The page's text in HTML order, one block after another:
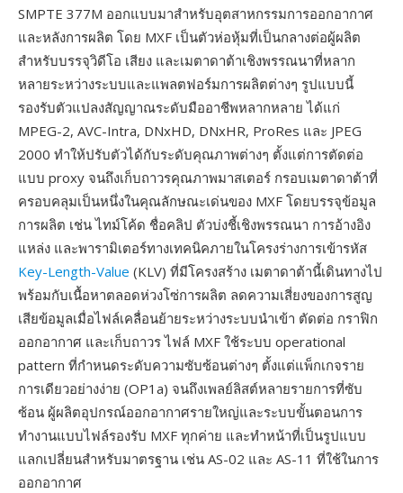
SMPTE 377M ออกแบบมาสำหรับอุตสาหกรรมการออกอากาศ
และหลังการผลิต โดย MXF เป็นตัวห่อหุ้มที่เป็นกลางต่อผู้ผลิต
สำหรับบรรจุวิดีโอ เสียง และเมตาดาต้าเชิงพรรณนาที่หลาก
หลายระหว่างระบบและแพลตฟอร์มการผลิตต่างๆ รูปแบบนี้
รองรับตัวแปลงสัญญาณระดับมืออาชีพหลากหลาย ได้แก่
MPEG-2, AVC-Intra, DNxHD, DNxHR, ProRes และ JPEG
2000 ทำให้ปรับตัวได้กับระดับคุณภาพต่างๆ ตั้งแต่การตัดต่อ
แบบ proxy จนถึงเก็บถาวรคุณภาพมาสเตอร์ กรอบเมตาดาต้าที่
ครอบคลุมเป็นหนึ่งในคุณลักษณะเด่นของ MXF โดยบรรจุข้อมูล
การผลิต เช่น ไทม์โค้ด ชื่อคลิป ตัวบ่งชี้เชิงพรรณนา การอ้างอิง
แหล่ง และพารามิเตอร์ทางเทคนิคภายในโครงร่างการเข้ารหัส
Key-Length-Value (KLV) ที่มีโครงสร้าง เมตาดาต้านี้เดินทางไป
พร้อมกับเนื้อหาตลอดห่วงโซ่การผลิต ลดความเสี่ยงของการสูญ
เสียข้อมูลเมื่อไฟล์เคลื่อนย้ายระหว่างระบบนำเข้า ตัดต่อ กราฟิก
ออกอากาศ และเก็บถาวร ไฟล์ MXF ใช้ระบบ operational
pattern ที่กำหนดระดับความซับซ้อนต่างๆ ตั้งแต่แพ็กเกจราย
การเดียวอย่างง่าย (OP1a) จนถึงเพลย์ลิสต์หลายรายการที่ซับ
ซ้อน ผู้ผลิตอุปกรณ์ออกอากาศรายใหญ่และระบบขั้นตอนการ
ทำงานแบบไฟล์รองรับ MXF ทุกค่าย และทำหน้าที่เป็นรูปแบบ
แลกเปลี่ยนสำหรับมาตรฐาน เช่น AS-02 และ AS-11 ที่ใช้ในการ
ออกอากาศ